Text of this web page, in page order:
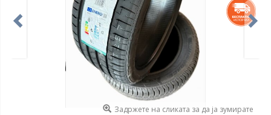
Задржете на сликата за да ја зумирате